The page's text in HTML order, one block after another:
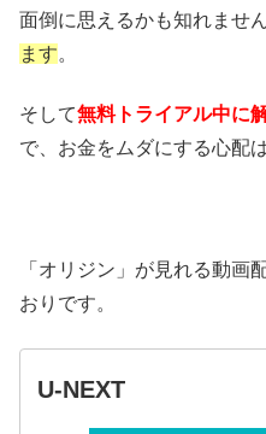
面倒に思えるかも知れません
ます。
そして無料トライアル中に
で、お金をムダにする心配
「オリジン」が見れる動画
おりです。
U-NEXT